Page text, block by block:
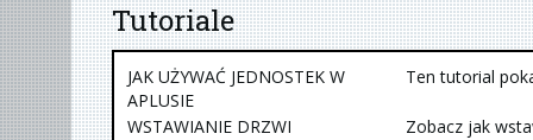
Tutoriale
JAK UŻYWAĆ JEDNOSTEK W
APLUSIE
Ten tutorial
WSTAWIANIE DRZWI
Zobacz jak